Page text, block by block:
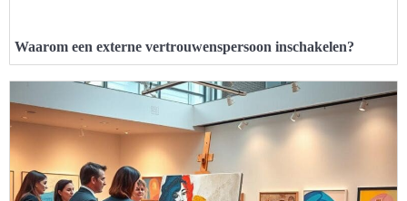
Waarom een externe vertrouwenspersoon inschakelen?